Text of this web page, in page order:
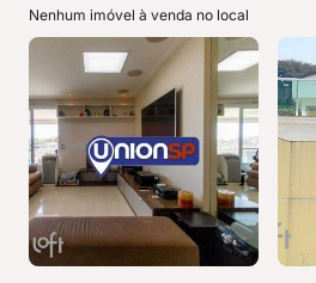
Nenhum imóvel à venda no local